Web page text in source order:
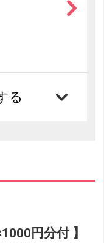
る
円分付 】